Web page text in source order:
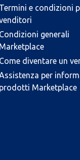
Termini e condizioni
Condizioni generali
Marketplace
Come diventare un
per
prodotti Marketplace